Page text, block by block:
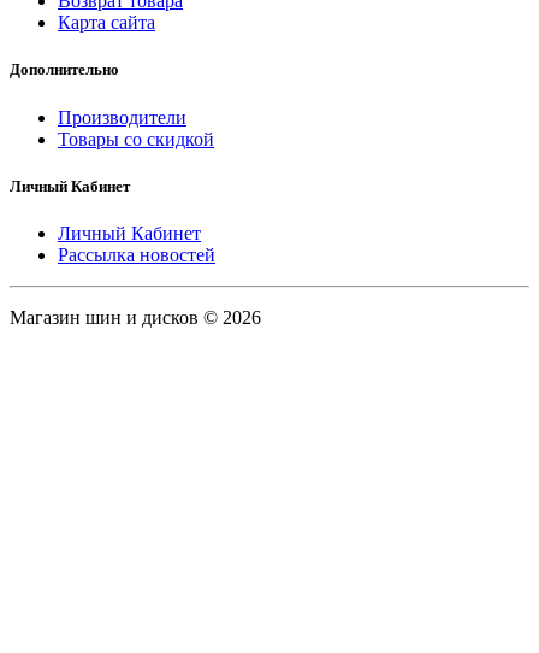
Карта сайта
Дополнительно
Производители
Товары со скидкой
Личный Кабинет
Личный Кабинет
Рассылка новостей
Магазин шин и дисков © 2026